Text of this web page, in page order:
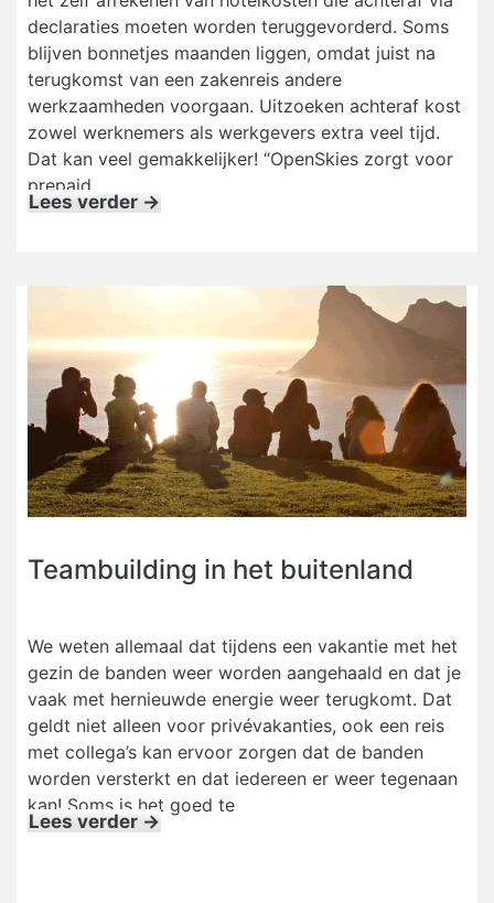
declaraties moeten worden teruggevorderd. Soms
blijven bonnetjes maanden liggen, omdat juist na
terugkomst van een zakenreis andere
werkzaamheden voorgaan. Uitzoeken achteraf kost
zowel werknemers als werkgevers extra veel tijd.
Dat kan veel gemakkelijker! “OpenSkies zorgt voor
prepaid
Lees verder →
Teambuilding in het buitenland
We weten allemaal dat tijdens een vakantie met het
gezin de banden weer worden aangehaald en dat je
vaak met hernieuwde energie weer terugkomt. Dat
geldt niet alleen voor privévakanties, ook een reis
met collega’s kan ervoor zorgen dat de banden
worden versterkt en dat iedereen er weer tegenaan
kan! Soms is het goed te
Lees verder →